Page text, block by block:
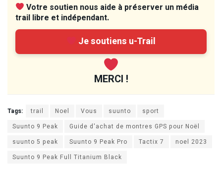
Votre soutien nous aide à préserver un média
trail libre et indépendant.
Je soutiens u-Trail
MERCI !
Tags: trail Noel Vous suunto
sport
Suunto 9 Peak
Guide d'achat de montres GPS pour Noël
suunto 5 peak
Suunto 9 Peak Pro Tactix 7
noel 2023
Suunto 9 Peak Full Titanium Black